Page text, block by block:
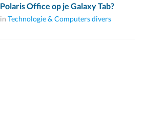
Polaris Office op je Galaxy Tab?
in Technologie & Computers divers